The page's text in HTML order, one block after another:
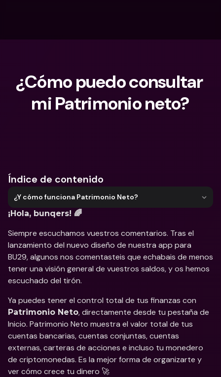
¿Cómo puedo consultar
mi Patrimonio neto?
Índice de contenido
¿Y cómo funciona Patrimonio Neto?
¡Hola, bunqers! 🌈
Siempre escuchamos vuestros comentarios. Tras el
lanzamiento del nuevo diseño de nuestra app para
BU29, algunos nos comentasteis que echabais de menos
tener una visión general de vuestros saldos, y os hemos
escuchado del tirón.
Patrimonio Neto, directamente desde tu pestaña de
Inicio. Patrimonio Neto muestra el valor total de tus
cuentas bancarias, cuentas conjuntas, cuentas
externas, carteras de acciones e incluso tu monedero
de criptomonedas. Es la mejor forma de organizarte y
ver cómo crece tu dinero 🚀